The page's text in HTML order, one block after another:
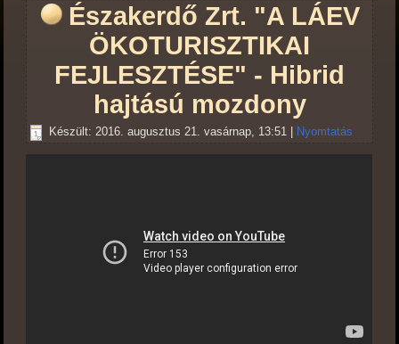
Északerdő Zrt. "A LÁEV
ÖKOTURISZTIKAI
FEJLESZTÉSE" - Hibrid
hajtású mozdony
Készült: 2016. augusztus 21. vasárnap, 13:51 Nyomtatás